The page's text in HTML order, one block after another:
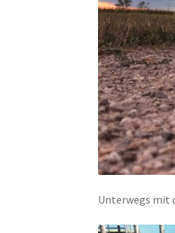
Unterwegs mit